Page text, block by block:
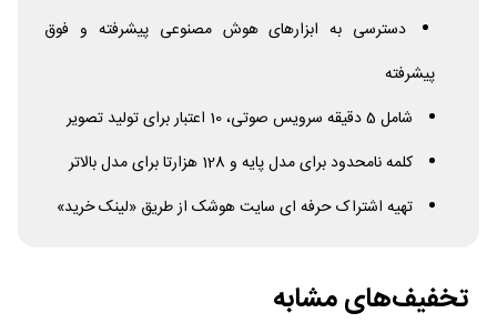
دسترسی به ابزارهای هوش مصنوعی پیشرفته و فوق
پیشرفته
شامل 5 دقیقه سرویس صوتی، 10 اعتبار برای تولید تصویر
کلمه نامحدود برای مدل پایه و 128 هزارتا برای مدل بالاتر
تهیه اشتراک حرفه ای سایت هوشک از طریق «لینک خرید»
تخفیف‌های مشابه